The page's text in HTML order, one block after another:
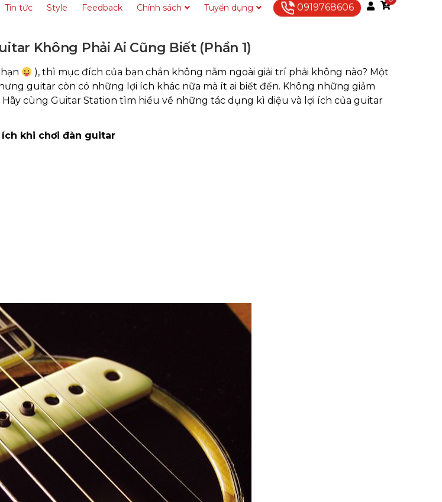
Tin tức Style Feedback Chính sách Tuyển dụng Liên hệ0919768606
Không Phải Ai Cũng Biết (Phần 1)
), thì mục đích của bạn chắn không nằm ngoài giải trí phải không nào? Một
guitar còn có những lợi ích khác nữa mà ít ai biết đến. Không những giảm
cùng Guitar Station tìm hiểu về những tác dụng kì diệu và lợi ích của guitar
ích khi chơi đàn guitar